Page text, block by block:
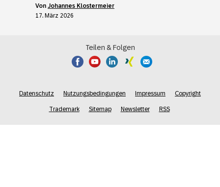
von Johannes Klostermeier
17. März 2026
Teilen & Folgen
Datenschutz Nutzungsbedingungen Impressum Copyright
Trademark Sitemap Newsletter RSS